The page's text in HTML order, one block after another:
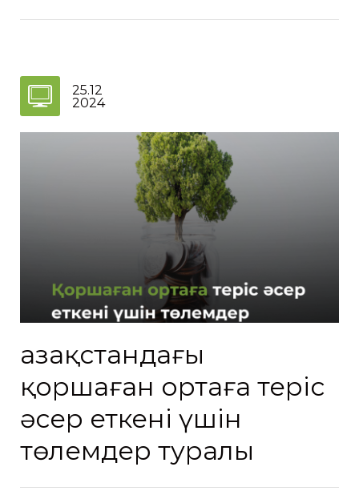
25.12
2024
Қазақстандағы
қоршаған ортаға теріс
әсер еткені үшін
төлемдер туралы